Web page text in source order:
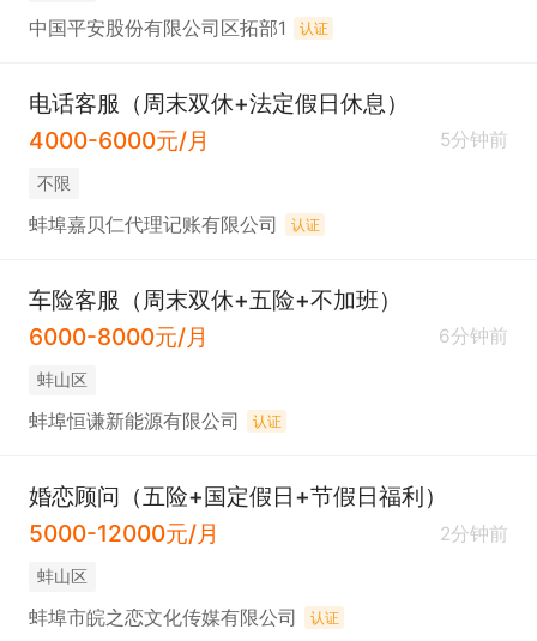
中国平安股份有限公司区拓部1 认证
电话客服（周末双休+法定假日休息）
4000-6000元/月
5分钟前
不限
蚌埠嘉贝仁代理记账有限公司 认证
车险客服（周末双休+五险+不加班）
6000-8000元/月
6分钟前
蚌山区
蚌埠恒谦新能源有限公司 认证
婚恋顾问（五险+国定假日+节假日福利）
5000-12000元/月
2分钟前
蚌山区
蚌埠市皖之恋文化传媒有限公司 认证